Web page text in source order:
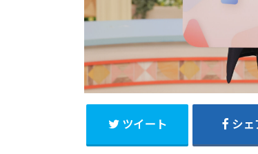
ツイート シェ